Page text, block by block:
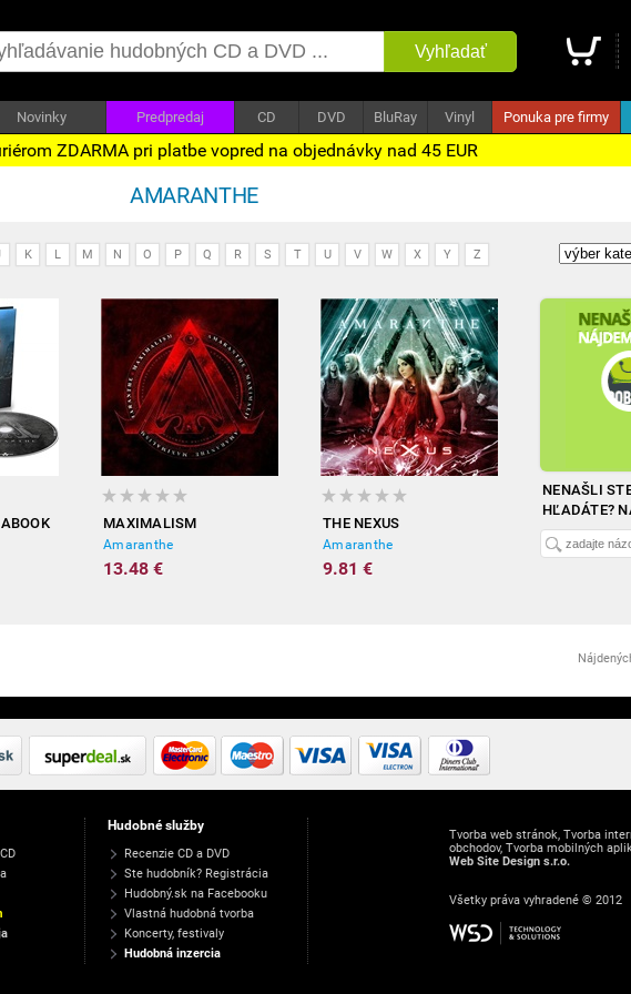
Vyhľadať
Novinky Predpredaj CD DVD BluRay Vinyl Ponuka pre firmy
ZDARMA pri platbe vopred na objednávky nad 45 EUR
AMARANTHE
K L M N O P Q R S T U V W X Y Z
MAXIMALISM
Amaranthe
13.48 €
THE NEXUS
Amaranthe
9.81 €
NENAŠLI
HĽADÁTE?
Hudobné služby
Recenzie CD a DVD
Ste hudobník? Registrácia
Hudobný.sk na Facebooku
Vlastná hudobná tvorba
Koncerty, festivaly
Hudobná inzercia
Tvorba web stránok, Tvorba
obchodov, Tvorba mobilných
Web Site Design s.r.o.
Všetky práva vyhradené © 2012